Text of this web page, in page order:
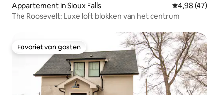
Appartement in Sioux Falls Gemiddelde
4,98 (47)
The Roosevelt: Luxe loft blokken van het centrum
Favoriet van gasten
Favoriet van gasten